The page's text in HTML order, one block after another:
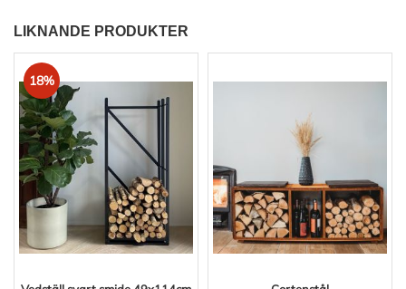
LIKNANDE PRODUKTER
18%